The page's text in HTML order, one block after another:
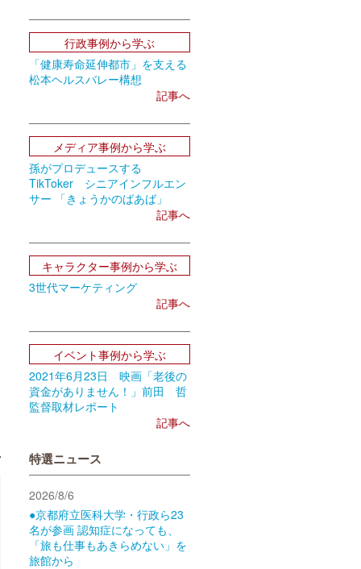
行政事例から学ぶ
「健康寿命延伸都市」を支える
松本ヘルスバレー構想
記事へ
メディア事例から学ぶ
孫がプロデュースする
TikToker シニアインフルエン
サー 「きょうかのばあば」
記事へ
キャラクター事例から学ぶ
3世代マーケティング
記事へ
イベント事例から学ぶ
2021年6月23日 映画「老後の
資金がありません！」前田 哲
監督取材レポート
記事へ
特選ニュース
2026/8/6
●京都府立医科大学・行政ら23
名が参画 認知症になっても、
「旅も仕事もあきらめない」を
旅館から